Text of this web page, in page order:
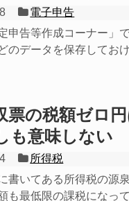
電子申告
申告等作成コーナー」
のデータを保存してお
票の税額ゼロ
も意味しない
所得税
書いてある所得税の源
も最低限の課税になっ